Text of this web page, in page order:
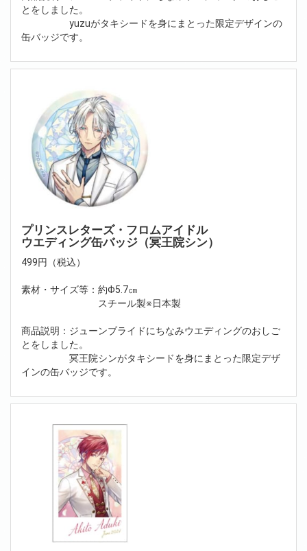
とをしました。
yuzuがタキシードを身にまとった限定デザインの
缶バッジです。
プリンスレターズ・フロムアイドル
ウエディング缶バッジ（冥王院シン）
499円（税込）
素材・サイズ等：約Φ5.7㎝
スチール製※日本製
商品説明：ジューンブライドにちなみウエディングのおしご
とをしました。
冥王院シンがタキシードを身にまとった限定デザ
インの缶バッジです。